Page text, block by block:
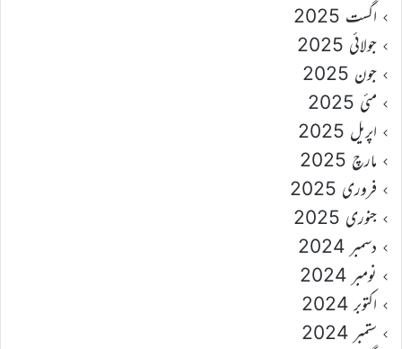
اگست 2025
جولائی 2025
جون 2025
مئی 2025
اپریل 2025
مارچ 2025
فروری 2025
جنوری 2025
دسمبر 2024
نومبر 2024
اکتوبر 2024
ستمبر 2024